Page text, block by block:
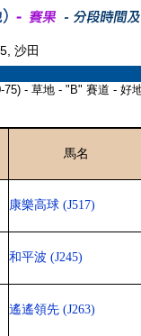
沙田
75) - 草地 - "B" 賽道 - 好
馬名
康樂高球 (J517)
和平波 (J245)
遙遙領先 (J263)